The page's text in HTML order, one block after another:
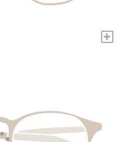
+